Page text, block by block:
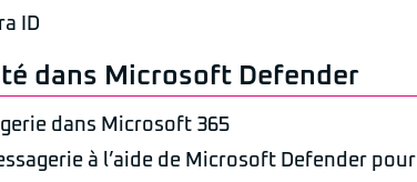
ID
dans Microsoft Defender
dans Microsoft 365
à l’aide de Microsoft Defender pour